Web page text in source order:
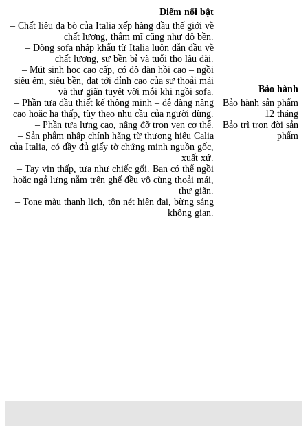
Điểm nổi bật
– Chất liệu da bò của Italia xếp hàng đầu thế giới về
chất lượng, thẩm mĩ cũng như độ bền.
– Dòng sofa nhập khẩu từ Italia luôn dẫn đầu về
chất lượng, sự bền bỉ và tuổi thọ lâu dài.
– Mút sinh học cao cấp, có độ đàn hồi cao – ngồi
siêu êm, siêu bền, đạt tới đỉnh cao của sự thoải mái
và thư giãn tuyệt vời mỗi khi ngồi sofa.
– Phần tựa đầu thiết kế thông minh – dễ dàng nâng
cao hoặc hạ thấp, tùy theo nhu cầu của người dùng.
– Phần tựa lưng cao, nâng đỡ trọn vẹn cơ thể.
– Sản phẩm nhập chính hãng từ thương hiệu Calia
của Italia, có đầy đủ giấy tờ chứng minh nguồn gốc,
xuất xứ.
– Tay vịn thấp, tựa như chiếc gối. Bạn có thể ngồi
hoặc ngả lưng nằm trên ghế đều vô cùng thoải mái,
thư giãn.
– Tone màu thanh lịch, tôn nét hiện đại, bừng sáng
không gian.
Bảo hành
Bảo hành sản phẩm
12 tháng
Bảo trì trọn đời sản
phẩm